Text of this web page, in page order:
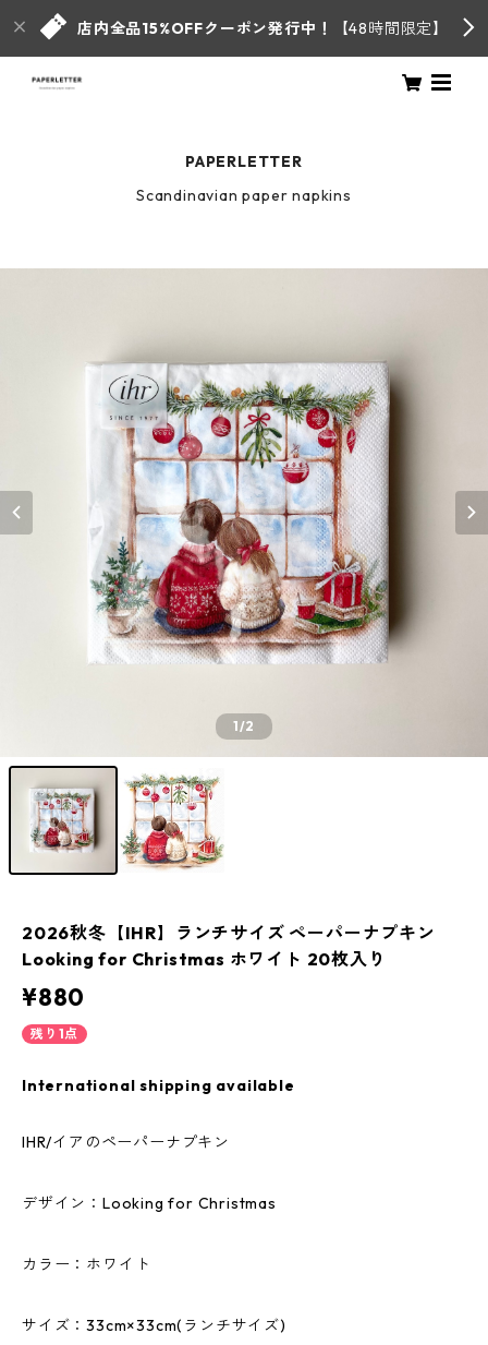
店内全品15%OFFクーポン発行中！ 【48時間限定】
PAPERLETTER
Scandinavian paper napkins
1/2
2026秋冬【IHR】ランチサイズ ペーパーナプキン
Looking for Christmas ホワイト 20枚入り
¥880
残り1点
International shipping available
IHR/イアのペーパーナプキン
デザイン：Looking for Christmas
カラー：ホワイト
サイズ：33cm×33cm(ランチサイズ)